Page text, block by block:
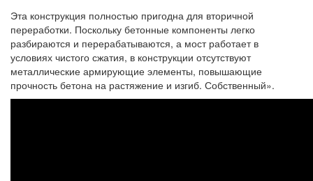
Эта конструкция полностью пригодна для вторичной
переработки. Поскольку бетонные компоненты легко
разбираются и перерабатываются, а мост работает в
условиях чистого сжатия, в конструкции отсутствуют
металлические армирующие элементы, повышающие
прочность бетона на растяжение и изгиб. Собственный».